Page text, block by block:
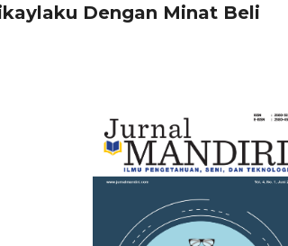
Dengan Minat Beli